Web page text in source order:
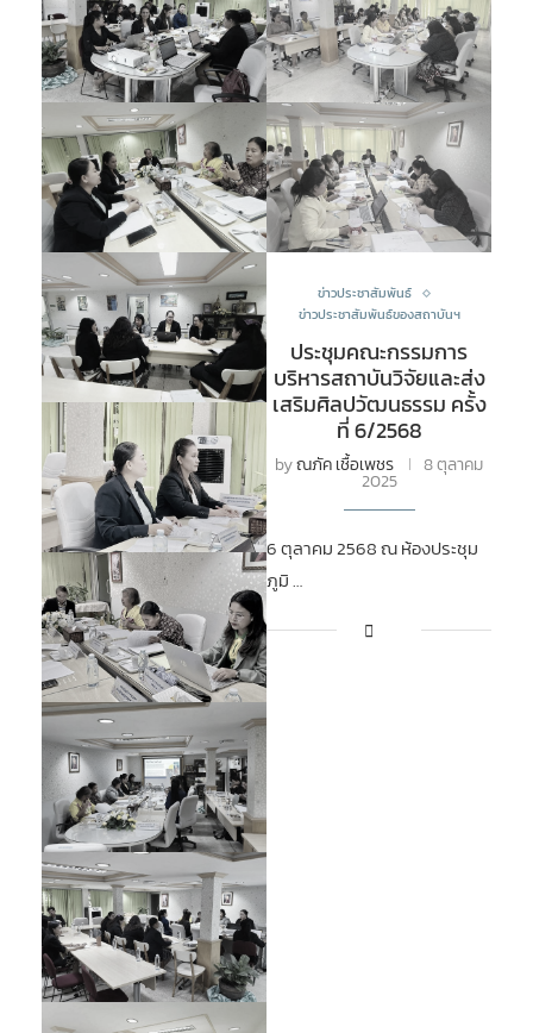
ข่าวประชาสัมพันธ์
ข่าวประชาสัมพันธ์ของสถาบันฯ
ประชุมคณะกรรมการ
บริหารสถาบันวิจัยและส่ง
เสริมศิลปวัฒนธรรม ครั้ง
ที่ 6/2568
byณภัค เชื้อเพชร 8 ตุลาคม
2025
6 ตุลาคม 2568 ณ ห้องประชุม
ภูมิ …